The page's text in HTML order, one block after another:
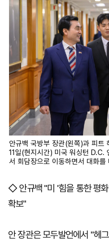
안규백 국방부 장관(왼쪽)과 피트
11일(현지시간) 미국 워싱턴 D.C.
서 회담장으로 이동하면서 대화
◇ 안규백 "미 '힘을 통한 평
확보"
안 장관은 모두발언에서 "헤